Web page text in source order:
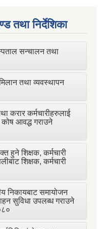
तथा निर्देशिका
सन्चालन तथा
तथा व्यवस्थापन
करार कर्मचारीहरुलाई
कोष आवद्ध गराउने
हुने शिक्षक, कर्मचारी
शिक्षक, कर्मचारी
निकायबाट समायोजन
सुविधा उपलब्ध गराउने